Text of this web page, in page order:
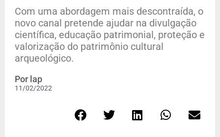
Com uma abordagem mais descontraída, o
novo canal pretende ajudar na divulgação
científica, educação patrimonial, proteção e
valorização do patrimônio cultural
arqueológico.
Por lap
11/02/2022